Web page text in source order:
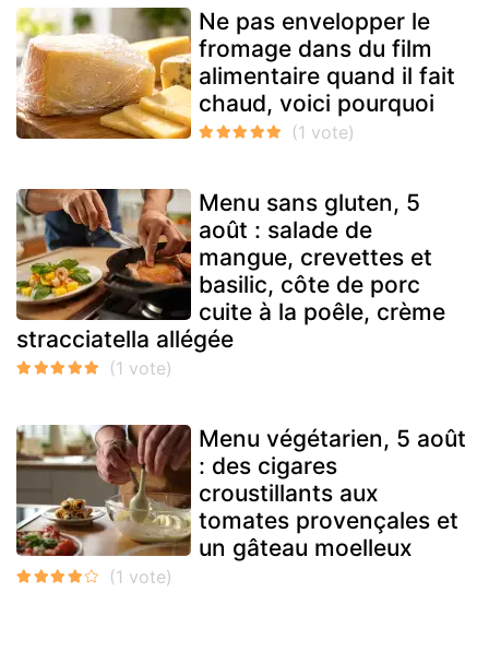
Ne pas envelopper le
fromage dans du film
alimentaire quand il fait
chaud, voici pourquoi
Menu sans gluten, 5
août : salade de
mangue, crevettes et
basilic, côte de porc
cuite à la poêle, crème
stracciatella allégée
Menu végétarien, 5 août
: des cigares
croustillants aux
tomates provençales et
un gâteau moelleux